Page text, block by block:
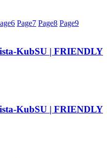
6 Page7 Page8 Page9
KubSU | FRIENDLY
KubSU | FRIENDLY